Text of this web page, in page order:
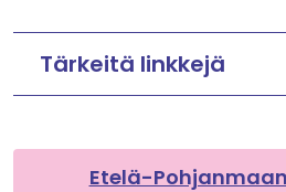
Tärkeitä linkkejä
Etelä-Pohjanmaan